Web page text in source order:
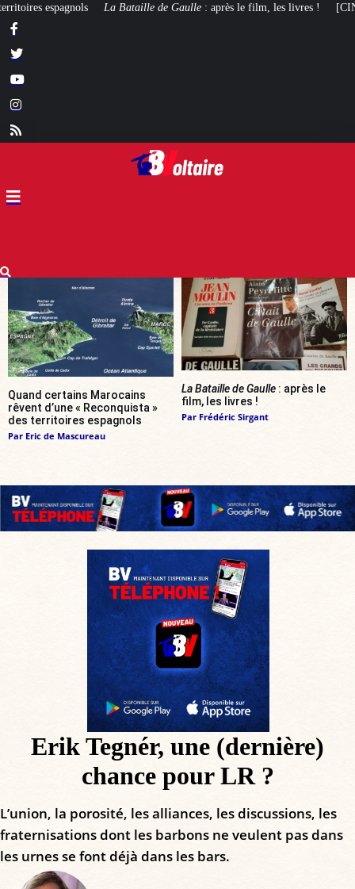
Gaulle: après le film, les livres ! [CINÉMA]De la Comédie-Française,
Quand certains Marocains
rêvent d’une « Reconquista »
des territoires espagnols
Par Eric de Mascureau
La Bataille de Gaulle : après le
film, les livres !
Par Frédéric Sirgant
Erik Tegnér, une (dernière)
chance pour LR ?
L’union, la porosité, les alliances, les discussions, les
fraternisations dont les barbons ne veulent pas dans
les urnes se font déjà dans les bars.